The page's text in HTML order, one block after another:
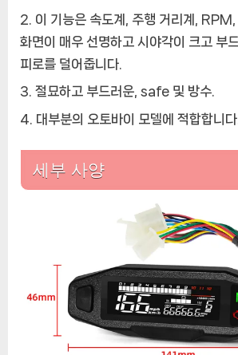
이 기능은 속도계, 주행 거리계,
화면이 매우 선명하고 시야각이 크고 부
피로를 덜어줍니다.
절묘하고 부드러운, safe 및 방수.
대부분의 오토바이 모델에 적합합니다.
세부 사양